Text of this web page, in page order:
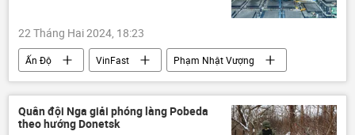
22 Tháng Hai 2024, 18:23
Ấn Độ VinFast
Phạm Nhật Vượng
nhà máy
sản xuất
Việt Nam
Công nghiệp
Vingroup
công ty
Kinh tế
Kinh doanh
Quân đội Nga giải phóng làng Pobeda
theo hướng Donetsk